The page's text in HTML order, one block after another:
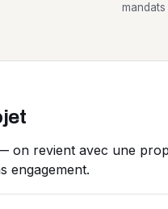
on revient avec une
engagement.